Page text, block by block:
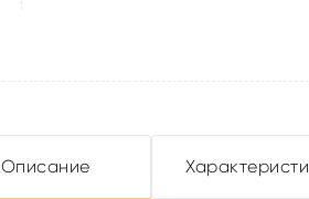
Описание